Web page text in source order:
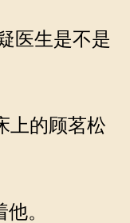
医生是不是
上的顾茗松
。